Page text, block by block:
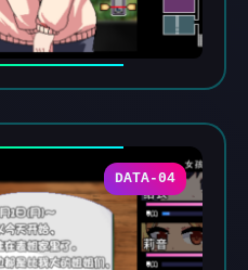
DATA-04